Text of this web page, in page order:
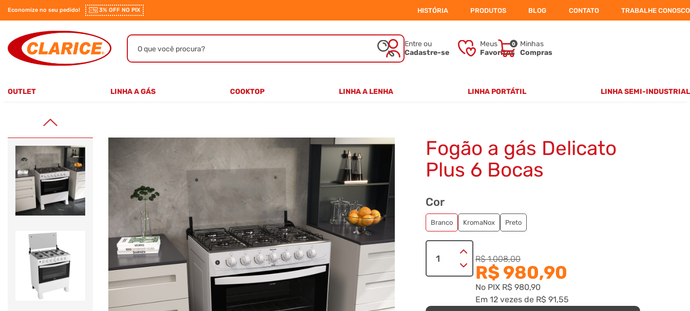
Economize no seu pedido! 3% OFF NO PIX HISTÓRIA PRODUTOS BLOG CONTATO TRABALHE CONOSCO
Entre ou
Cadastre-se
Meus
Favoritos
Minhas
Compras
0
OUTLET LINHA A GÁS COOKTOP LINHA A LENHA LINHA PORTÁTIL LINHA SEMI-INDUSTRIAL
Fogão a gás Delicato
Plus 6 Bocas
Cor
Branco KromaNox Preto
R$ 1.008,00
R$ 980,90
No PIX R$ 980,90
Em 12vezes de R$ 91,55